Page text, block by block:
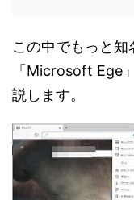
この中でもっと
「Microsoft Ege
説します。